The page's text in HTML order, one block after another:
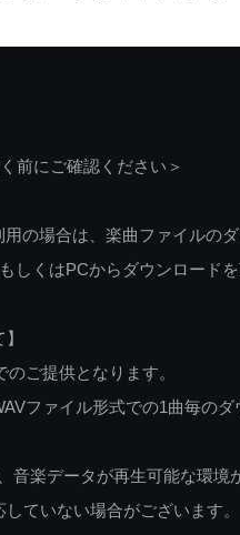
前にご確認ください＞
の場合は、楽曲ファイルの
しくはPCからダウンロード
ご提供となります。
ファイル形式での1曲毎の
楽データが再生可能な環境
ていない場合がございます。